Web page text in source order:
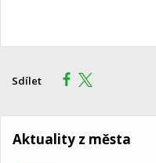
Sdílet
Aktuality z města